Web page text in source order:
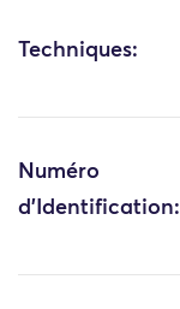
Techniques:
Numéro
d'Identification: